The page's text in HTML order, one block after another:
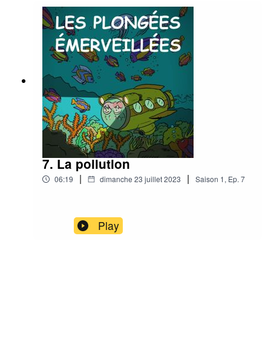
7. La pollution
06:19 | dimanche 23 juillet 2023 | Saison 1, Ep. 7
Play